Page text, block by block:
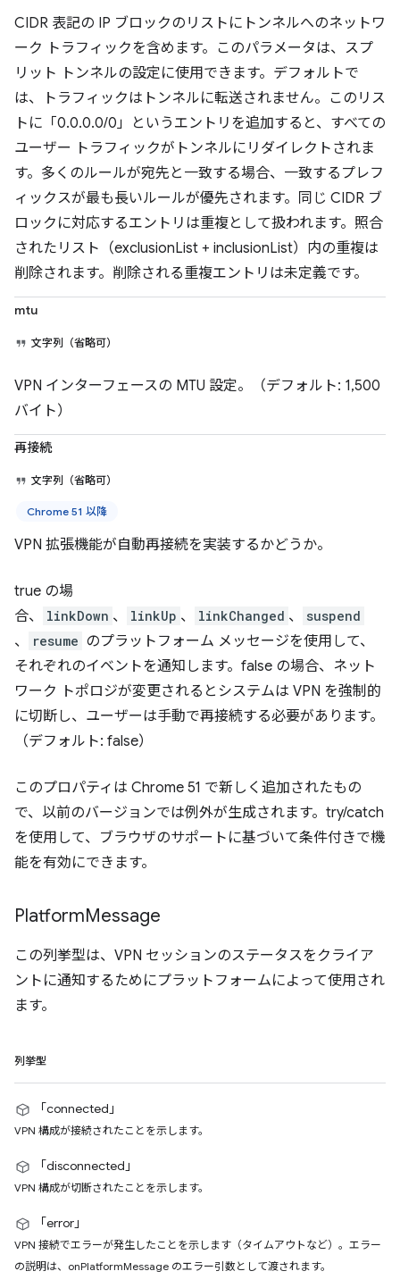
CIDR 表記の IP ブロックのリストにトンネルへのネットワ
ーク トラフィックを含めます。このパラメータは、スプ
リット トンネルの設定に使用できます。デフォルトで
は、トラフィックはトンネルに転送されません。このリス
トに「0.0.0.0/0」というエントリを追加すると、すべての
ユーザー トラフィックがトンネルにリダイレクトされま
す。多くのルールが宛先と一致する場合、一致するプレフ
ィックスが最も長いルールが優先されます。同じ CIDR ブ
ロックに対応するエントリは重複として扱われます。照合
されたリスト（exclusionList + inclusionList）内の重複は
削除されます。削除される重複エントリは未定義です。
mtu
文字列（省略可）
VPN インターフェースの MTU 設定。（デフォルト: 1,500
バイト）
再接続
文字列（省略可）
Chrome 51 以降
VPN 拡張機能が自動再接続を実装するかどうか。
true の場
合、
linkDown 、 linkUp 、 linkChanged 、 suspend
、 resume のプラットフォーム メッセージを使用して、
それぞれのイベントを通知します。false の場合、ネット
ワーク トポロジが変更されるとシステムは VPN を強制的
に切断し、ユーザーは手動で再接続する必要があります。
（デフォルト: false）
このプロパティは Chrome 51 で新しく追加されたもの
で、以前のバージョンでは例外が生成されます。try/catch
を使用して、ブラウザのサポートに基づいて条件付きで機
能を有効にできます。
PlatformMessage
この列挙型は、VPN セッションのステータスをクライア
ントに通知するためにプラットフォームによって使用され
ます。
列挙型
「connected」
VPN 構成が接続されたことを示します。
「disconnected」
VPN 構成が切断されたことを示します。
「error」
VPN 接続でエラーが発生したことを示します（タイムアウトなど）。エラー
の説明は、onPlatformMessage のエラー引数として渡されます。